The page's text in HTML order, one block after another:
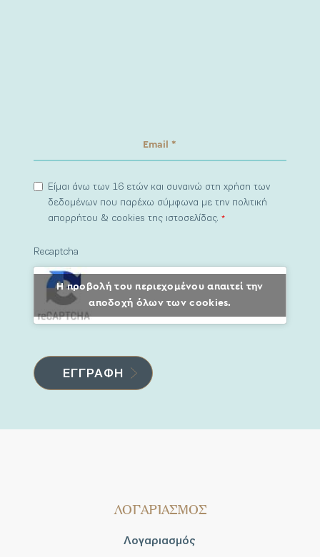
Είμαι άνω των 16 ετών και συναινώ στη χρήση των
δεδομένων που παρέχω σύμφωνα με την πολιτική
απορρήτου & cookies της ιστοσελίδας.*
Recaptcha
Η προβολή του περιεχομένου απαιτεί την
αποδοχή όλων των cookies.
ΛΟΓΑΡΙΑΣΜΟΣ
Λογαριασμός